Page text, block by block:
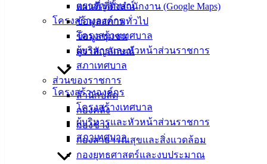
ตราสัญลักษณ์
โครงสร้างองค์กร
โครงสร้างเทศบาล
ผู้บริหารและหัวหน้าส่วนราชการ
สภาเทศบาล
ส่วนของราชการ
สำนักปลัด
กองคลัง
กองช่าง
กองสาธารณสุขและสิ่งแวดล้อม
กองยุทธศาสตร์และงบประมาณ
แผนที่/ที่ตั้งสำนักงาน (Google Maps)
ข้อมูลสภาพทั่วไป
ข้อมูลชุมชน
ตราสัญลักษณ์
โครงสร้างองค์กร
โครงสร้างเทศบาล
ผู้บริหารและหัวหน้าส่วนราชการ
สภาเทศบาล
มกราคม 17, 2023มกราคม 17, 2023 vichakarn
ซื้อจัดจ้าง, ประกาศผู้ชนะ